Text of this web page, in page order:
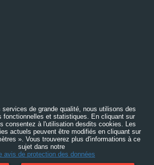
services de grande qualité, nous utilisons des
fonctionnelles et statistiques. En cliquant sur
consentez à l'utilisation desdits cookies. Les
actuels peuvent être modifiés en cliquant sur
». Vous trouverez plus d'informations à ce
sujet dans notre
avis de protection des données